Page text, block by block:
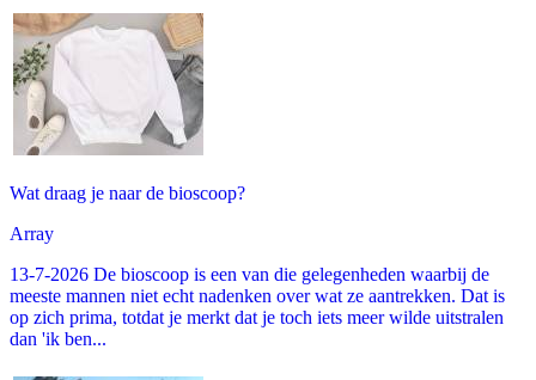
Wat draag je naar de bioscoop?
Array
13-7-2026 De bioscoop is een van die gelegenheden waarbij de
meeste mannen niet echt nadenken over wat ze aantrekken. Dat is
op zich prima, totdat je merkt dat je toch iets meer wilde uitstralen
dan 'ik ben...